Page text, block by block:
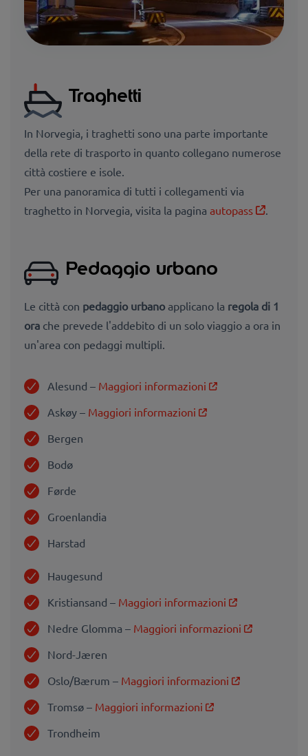
Traghetti
In Norvegia, i traghetti sono una parte importante
della rete di trasporto in quanto collegano numerose
città costiere e isole.
Per una panoramica di tutti i collegamenti via
traghetto in Norvegia, visita la pagina autopass
Pedaggio urbano
Le città con pedaggio urbano applicano la regola di 1
ora che prevede l'addebito di un solo viaggio a ora in
un'area con pedaggi multipli.
Alesund – Maggiori informazioni
Askøy – Maggiori informazioni
Bergen
Bodø
Førde
Groenlandia
Harstad
Haugesund
Kristiansand – Maggiori informazioni
Nedre Glomma – Maggiori informazioni
Nord-Jæren
Oslo/Bærum – Maggiori informazioni
Tromsø – Maggiori informazioni
Trondheim